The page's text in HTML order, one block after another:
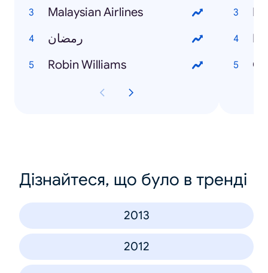
Malaysian Airlines
رمضان
Robin Williams
Дізнайтеся, що було в тренді
2013
2012